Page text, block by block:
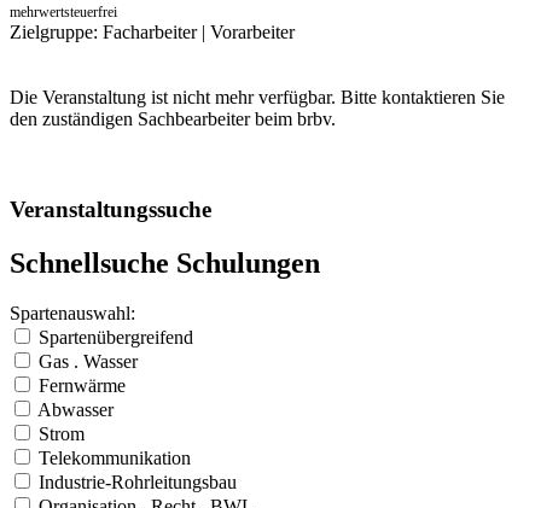
mehrwertsteuerfrei
Zielgruppe: Facharbeiter | Vorarbeiter
Die Veranstaltung ist nicht mehr verfügbar. Bitte kontaktieren Sie
den zuständigen Sachbearbeiter beim brbv.
Veranstaltungssuche
Schnellsuche Schulungen
Spartenauswahl:
Spartenübergreifend
Gas . Wasser
Fernwärme
Abwasser
Strom
Telekommunikation
Industrie-Rohrleitungsbau